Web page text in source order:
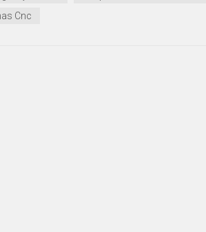
Cnc